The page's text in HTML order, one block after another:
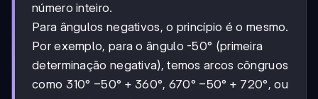
número inteiro.
Para ângulos negativos, o princípio é o mesmo.
Por exemplo, para o ângulo -50° (primeira
determinação negativa), temos arcos côngruos
como 310° -50°
−50° + 360°, 670° -50°
−50° + 720°, ou